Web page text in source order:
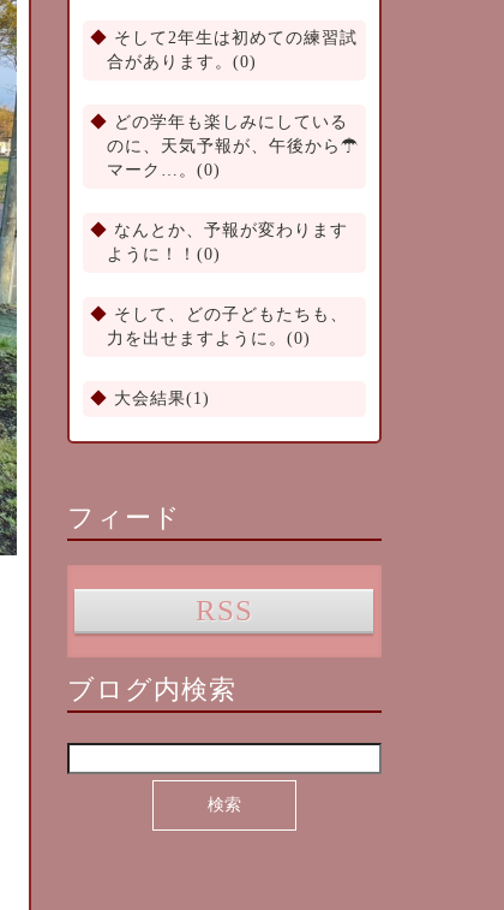
そして2年生は初めての練習試
合があります。(0)
どの学年も楽しみにしている
のに、天気予報が、午後から☂
マーク…。(0)
なんとか、予報が変わります
ように！！(0)
そして、どの子どもたちも、
力を出せますように。(0)
大会結果(1)
フィード
RSS
ブログ内検索